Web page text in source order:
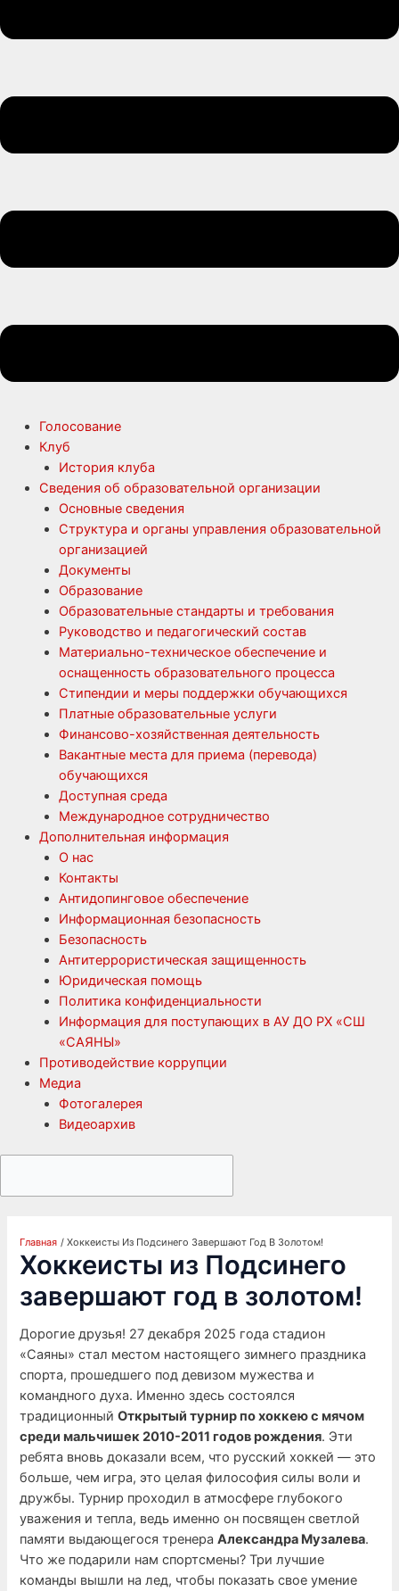
Голосование
Клуб
История клуба
Сведения об образовательной организации
Основные сведения
Структура и органы управления образовательной
организацией
Документы
Образование
Образовательные стандарты и требования
Руководство и педагогический состав
Материально-техническое обеспечение и
оснащенность образовательного процесса
Стипендии и меры поддержки обучающихся
Платные образовательные услуги
Финансово-хозяйственная деятельность
Вакантные места для приема (перевода)
обучающихся
Доступная среда
Международное сотрудничество
Дополнительная информация
О нас
Контакты
Антидопинговое обеспечение
Информационная безопасность
Безопасность
Антитеррористическая защищенность
Юридическая помощь
Политика конфиденциальности
Информация для поступающих в АУ ДО РХ «СШ
«САЯНЫ»
Противодействие коррупции
Медиа
Фотогалерея
Видеоархив
Главная Хоккеисты Из Подсинего Завершают Год В Золотом!
Хоккеисты из Подсинего
завершают год в золотом!
Дорогие друзья! 27 декабря 2025 года стадион
«Саяны» стал местом настоящего зимнего праздника
спорта, прошедшего под девизом мужества и
командного духа. Именно здесь состоялся
традиционныйОткрытый турнир по хоккею с мячом
среди мальчишек 2010-2011 годов рождения. Эти
ребята вновь доказали всем, что русский хоккей — это
больше, чем игра, это целая философия силы воли и
дружбы. Турнир проходил в атмосфере глубокого
уважения и тепла, ведь именно он посвящен светлой
памяти выдающегося тренераАлександра Музалева.
Что же подарили нам спортсмены? Три лучшие
команды вышли на лед, чтобы показать свое умение